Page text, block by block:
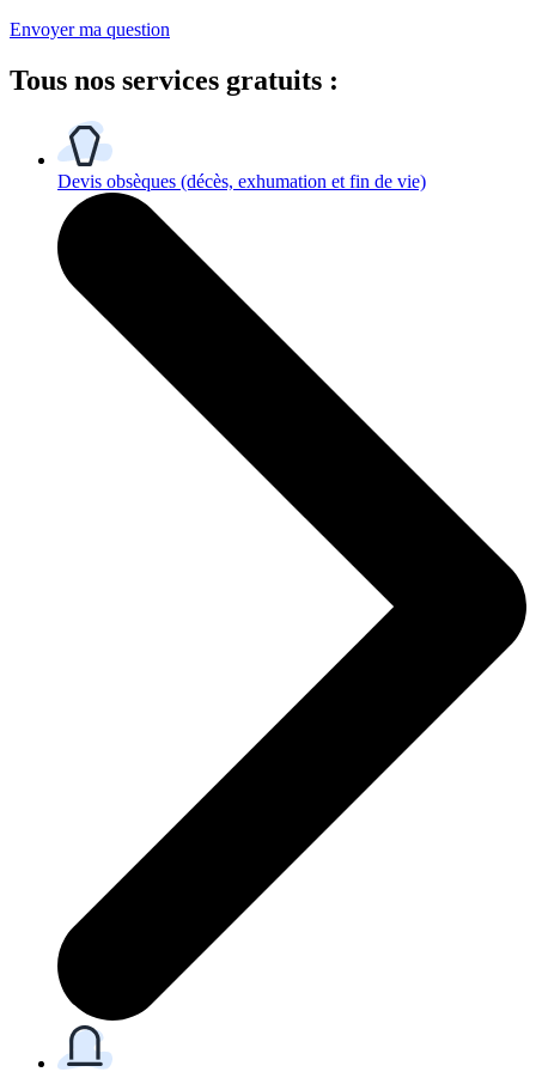
Envoyer ma question
Tous nos services gratuits :
Devis obsèques (décès, exhumation et fin de vie)